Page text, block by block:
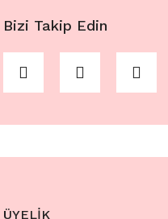
Bizi Takip Edin
ÜYELİK